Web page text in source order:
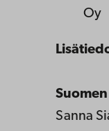
Oy
Sanna